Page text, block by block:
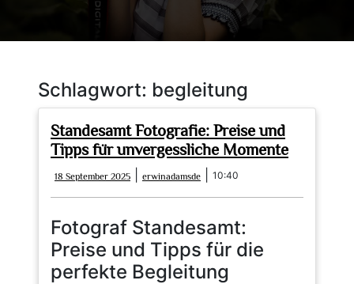
Schlagwort: begleitung
Standesamt Fotografie: Preise und
Tipps für unvergessliche Momente
18 September 2025
September
2025
erwinadamsde erwinadamsde
10:40
Fotograf Standesamt:
Preise und Tipps für die
perfekte Begleitung